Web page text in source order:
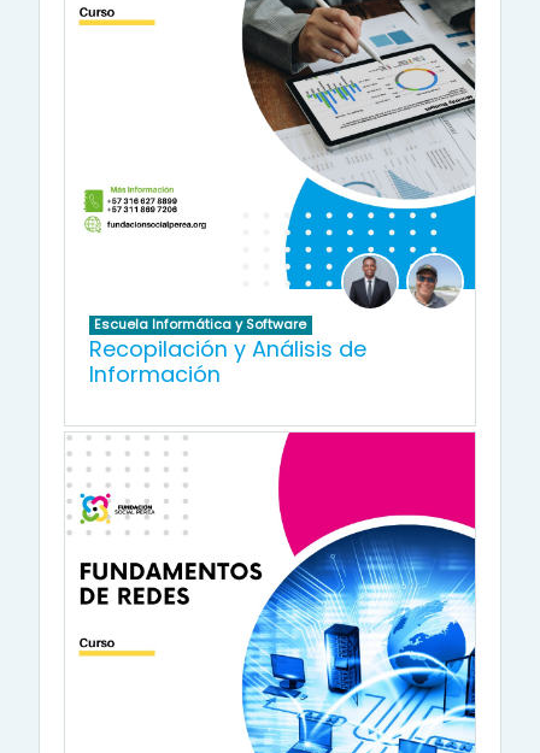
Escuela Informática y Software
Recopilación y Análisis de
Información